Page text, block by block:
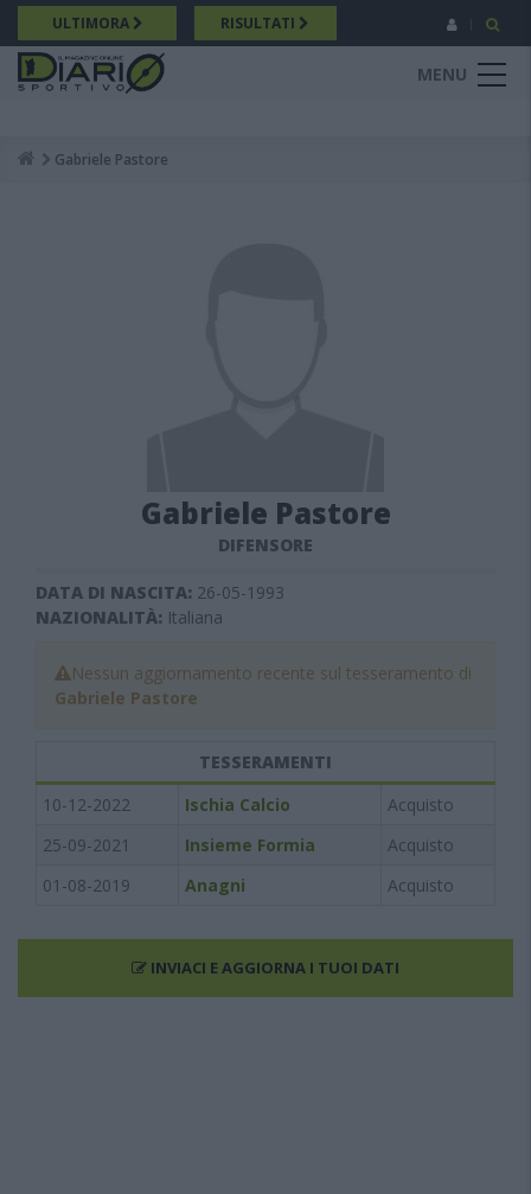
Salta
al
contenuto
principale
ULTIMORA RISULTATI
MENU
Breadcrumb
Gabriele Pastore
Gabriele Pastore
DIFENSORE
DATA DI NASCITA: 26-05-1993
NAZIONALITÀ: Italiana
Nessun aggiornamento recente sul tesseramento di
Gabriele Pastore
TESSERAMENTI
10-12-2022
Ischia Calcio
Acquisto
25-09-2021
Insieme Formia
Acquisto
01-08-2019
Anagni Acquisto
INVIACI E AGGIORNA I TUOI DATI